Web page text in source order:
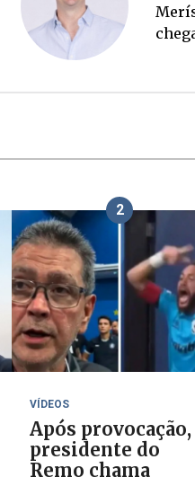
2
VÍDEOS
Após provocação,
presidente do
Remo chama